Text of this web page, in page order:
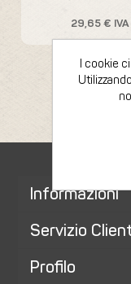
29,65 €
Informazioni
Servizio
Profilo
I cookie